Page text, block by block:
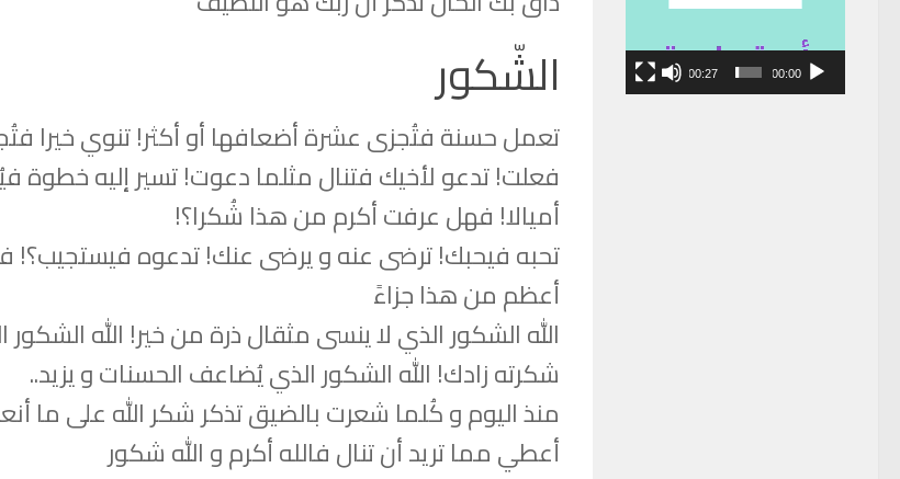
الشّكور
تعمل حسنة فتُجزى عشرة أضعافها أو أكثر! تنوي خيرا
فعلت! تدعو لأخيك فتنال مثلما دعوت! تسير إليه خطوة
أميالا! فهل عرفت أكرم من هذا شُكرا؟!
تحبه فيحبك! ترضى عنه و يرضى عنك! تدعوه
أعظم من هذا جزاءً
الله الشكور الذي لا ينسى مثقال ذرة من خير! الله الشكور
شكرته زادك! الله الشكور الذي يُضاعف الحسنات و يزيد..
منذ اليوم و كُلما شعرت بالضيق تذكر شكر الله على ما
أعطي مما تريد أن تنال فالله أكرم و الله شكور
00:00
00:27